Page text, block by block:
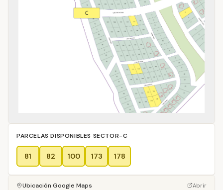
PARCELAS DISPONIBLES SECTOR-C
81 82 100 173 178
Ubicación Google Maps Abrir